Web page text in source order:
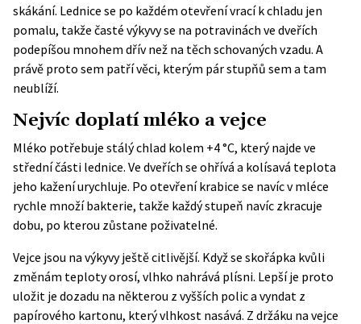
skákání. Lednice se po každém otevření vrací k chladu jen
pomalu, takže časté výkyvy se na potravinách ve dveřích
podepíšou mnohem dřív než na těch schovaných vzadu. A
právě proto sem patří věci, kterým pár stupňů sem a tam
neublíží.
Nejvíc doplatí mléko a vejce
Mléko potřebuje stálý chlad kolem +4 °C, který najde ve
střední části lednice. Ve dveřích se ohřívá a kolísavá teplota
jeho kažení urychluje. Po otevření krabice se navíc v mléce
rychle množí bakterie, takže každý stupeň navíc zkracuje
dobu, po kterou zůstane poživatelné.
Vejce jsou na výkyvy ještě citlivější. Když se skořápka kvůli
změnám teploty orosí, vlhko nahrává plísni. Lepší je proto
uložit je dozadu na některou z vyšších polic a vyndat z
papírového kartonu, který vlhkost nasává. Z držáku na vejce